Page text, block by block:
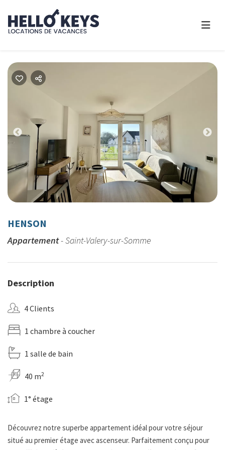
Previous
HENSON
Appartement- Saint-Valery-sur-Somme
Description
4 Clients
1 chambre à coucher
1 salle de bain
40 m2
1° étage
Découvrez notre superbe appartement idéal pour votre séjour
situé au premier étage avec ascenseur. Parfaitement conçu pour